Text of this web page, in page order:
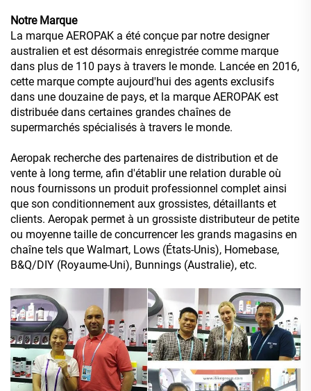
Notre Marque
La marque AEROPAK a été conçue par notre designer
australien et est désormais enregistrée comme marque
dans plus de 110 pays à travers le monde. Lancée en 2016,
cette marque compte aujourd'hui des agents exclusifs
dans une douzaine de pays, et la marque AEROPAK est
distribuée dans certaines grandes chaînes de
supermarchés spécialisés à travers le monde.
Aeropak recherche des partenaires de distribution et de
vente à long terme, afin d'établir une relation durable où
nous fournissons un produit professionnel complet ainsi
que son conditionnement aux grossistes, détaillants et
clients. Aeropak permet à un grossiste distributeur de petite
ou moyenne taille de concurrencer les grands magasins en
chaîne tels que Walmart, Lows (États-Unis), Homebase,
B&Q/DIY (Royaume-Uni), Bunnings (Australie), etc.